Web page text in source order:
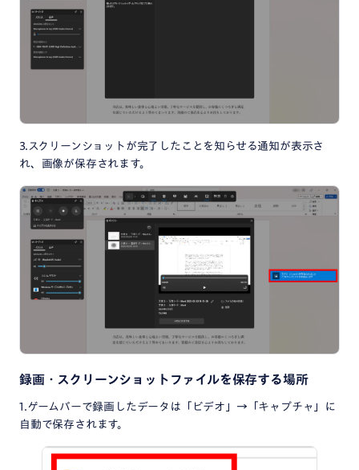
3.スクリーンショットが完了したことを知らせる通知が表示さ
れ、画像が保存されます。
録画・スクリーンショットファイルを保存する場所
1.ゲームバーで録画したデータは「ビデオ」→「キャプチャ」に
自動で保存されます。